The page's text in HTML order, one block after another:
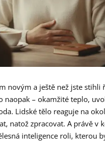
novým a ještě než jste stihli
naopak – okamžité teplo,
Lidské tělo reaguje na
natož zpracovat. A právě v
inteligence roli, kterou